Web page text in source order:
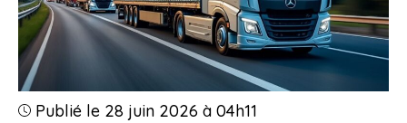
Publié le 28 juin 2026 à 04h11